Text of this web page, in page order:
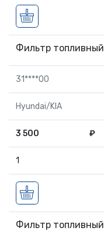
Фильтр топливный
31****00
Hyundai/KIA
3 500 ₽
1
Фильтр топливный